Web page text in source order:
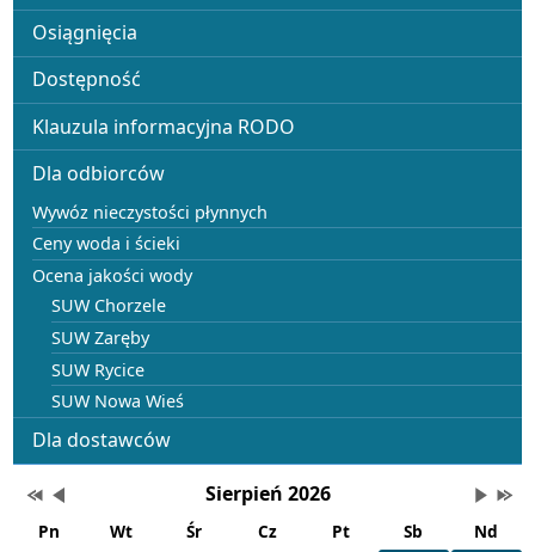
Osiągnięcia
Dostępność
Klauzula informacyjna RODO
Dla odbiorców
Wywóz nieczystości płynnych
Ceny woda i ścieki
Ocena jakości wody
SUW Chorzele
SUW Zaręby
SUW Rycice
SUW Nowa Wieś
Dla dostawców
Wydarzenia Lista wydarzeń w miesiącu
Sierpień 2026Brak wydarzeń w
Przestaw datę na Sierpień 2025
Przestaw datę na Lipiec 2026
Pn Wt Śr Cz Pt Sb
Nd